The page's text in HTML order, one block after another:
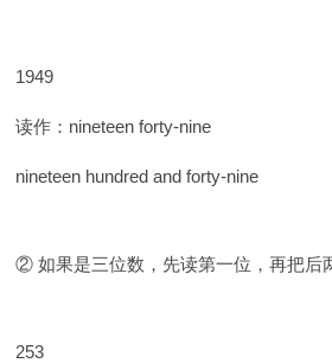
1949
读作：nineteen forty-nine
nineteen hundred and forty-nine
② 如果是三位数，先读第一位，再把后
253